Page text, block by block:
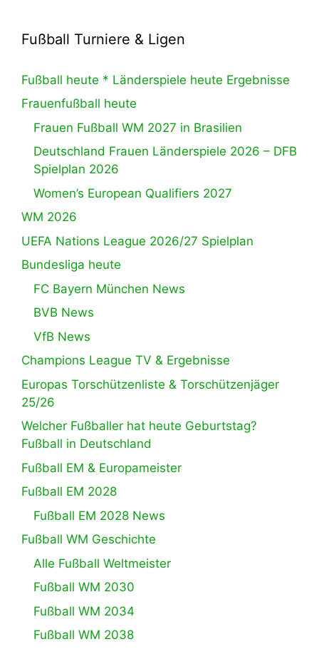
Fußball Turniere & Ligen
Fußball heute * Länderspiele heute Ergebnisse
Frauenfußball heute
Frauen Fußball WM 2027 in Brasilien
Deutschland Frauen Länderspiele 2026 – DFB
Spielplan 2026
Women’s European Qualifiers 2027
WM 2026
UEFA Nations League 2026/27 Spielplan
Bundesliga heute
FC Bayern München News
BVB News
VfB News
Champions League TV & Ergebnisse
Europas Torschützenliste & Torschützenjäger
25/26
Welcher Fußballer hat heute Geburtstag?
Fußball in Deutschland
Fußball EM & Europameister
Fußball EM 2028
Fußball EM 2028 News
Fußball WM Geschichte
Alle Fußball Weltmeister
Fußball WM 2030
Fußball WM 2034
Fußball WM 2038